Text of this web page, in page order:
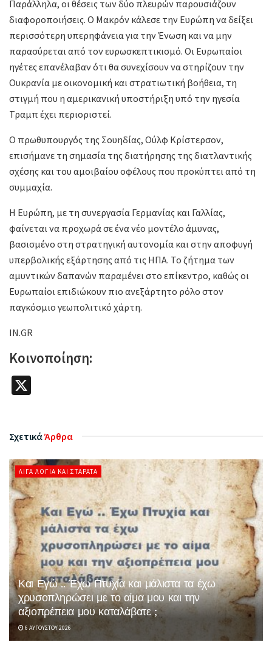
Παράλληλα, οι θέσεις των δύο πλευρών παρουσιάζουν
διαφοροποιήσεις. Ο Μακρόν κάλεσε την Ευρώπη να δείξει
περισσότερη υπερηφάνεια για την Ένωση και να μην
παρασύρεται από τον ευρωσκεπτικισμό. Οι Ευρωπαίοι
ηγέτες επανέλαβαν ότι θα συνεχίσουν να στηρίζουν την
Ουκρανία με οικονομική και στρατιωτική βοήθεια, τη
στιγμή που η αμερικανική υποστήριξη υπό την ηγεσία
Τραμπ έχει περιοριστεί.
Ο πρωθυπουργός της Σουηδίας, Ούλφ Κρίστερσον,
επισήμανε τη σημασία της διατήρησης της διατλαντικής
σχέσης και του αμοιβαίου οφέλους που προκύπτει από τη
συμμαχία.
Η Ευρώπη, με τη συνεργασία Γερμανίας και Γαλλίας,
φαίνεται να προχωρά σε ένα νέο μοντέλο άμυνας,
βασισμένο στη στρατηγική αυτονομία και στην αποφυγή
υπερβολικής εξάρτησης από τις ΗΠΑ. Το ζήτημα των
αμυντικών δαπανών παραμένει στο επίκεντρο, καθώς οι
Ευρωπαίοι επιδιώκουν πιο ανεξάρτητο ρόλο στον
παγκόσμιο γεωπολιτικό χάρτη.
IN.GR
Κοινοποίηση:
ΣχετικάΆρθρα
ΛΊΓΑ ΛΌΓΙΑ ΚΑΙ ΣΤΑΡΆΤΑ
Και Εγώ .. Έχω Πτυχία και μάλιστα τα έχω
χρυσοπληρώσει με το αίμα μου και την
αξιοπρέπεια μου καταλάβατε ;
6 ΑΥΓΟΎΣΤΟΥ 2026